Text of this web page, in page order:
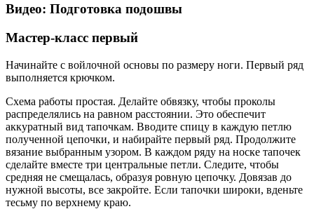
Видео: Подготовка подошвы
Мастер-класс первый
Начинайте с войлочной основы по размеру ноги. Первый ряд
выполняется крючком.
Схема работы простая. Делайте обвязку, чтобы проколы
распределялись на равном расстоянии. Это обеспечит
аккуратный вид тапочкам. Вводите спицу в каждую петлю
полученной цепочки, и набирайте первый ряд. Продолжите
вязание выбранным узором. В каждом ряду на носке тапочек
сделайте вместе три центральные петли. Следите, чтобы
средняя не смещалась, образуя ровную цепочку. Довязав до
нужной высоты, все закройте. Если тапочки широки, вденьте
тесьму по верхнему краю.